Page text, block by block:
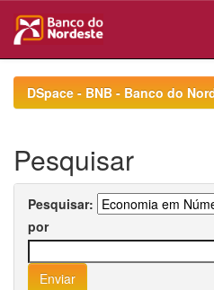
navigationDSpace - BNB - Banco do
Pesquisar
Pesquisar:
por